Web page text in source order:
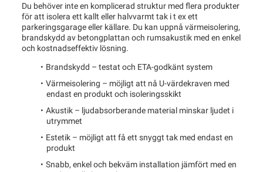
Du behöver inte en komplicerad struktur med flera produkter
för att isolera ett kallt eller halvvarmt tak i t ex ett
parkeringsgarage eller källare. Du kan uppnå värmeisolering,
brandskydd av betongplattan och rumsakustik med en enkel
och kostnadseffektiv lösning.
Brandskydd – testat och ETA-godkänt system
Värmeisolering – möjligt att nå U-värdekraven med
endast en produkt och isoleringsskikt
Akustik – ljudabsorberande material minskar ljudet i
utrymmet
Estetik – möjligt att få ett snyggt tak med endast en
produkt
Snabb, enkel och bekväm installation jämfört med en